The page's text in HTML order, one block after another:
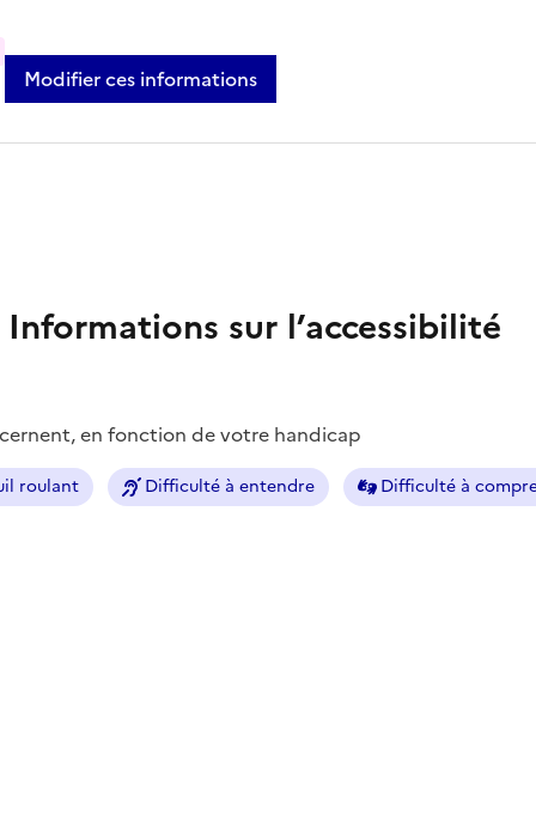
Modifier ces informations
Informations sur l’accessibilité
en fonction de votre handicap
roulant Difficulté à entendre Difficulté à